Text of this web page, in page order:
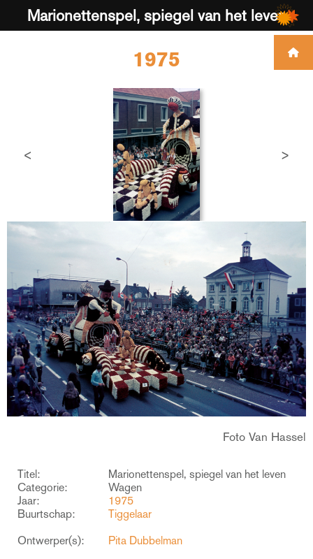
Marionettenspel, spiegel van het leven
1975
< >
Foto Van Hassel
Titel:
Marionettenspel, spiegel van het leven
Categorie:
Wagen
Jaar:
1975
Buurtschap:
Tiggelaar
Ontwerper(s):
Pita Dubbelman